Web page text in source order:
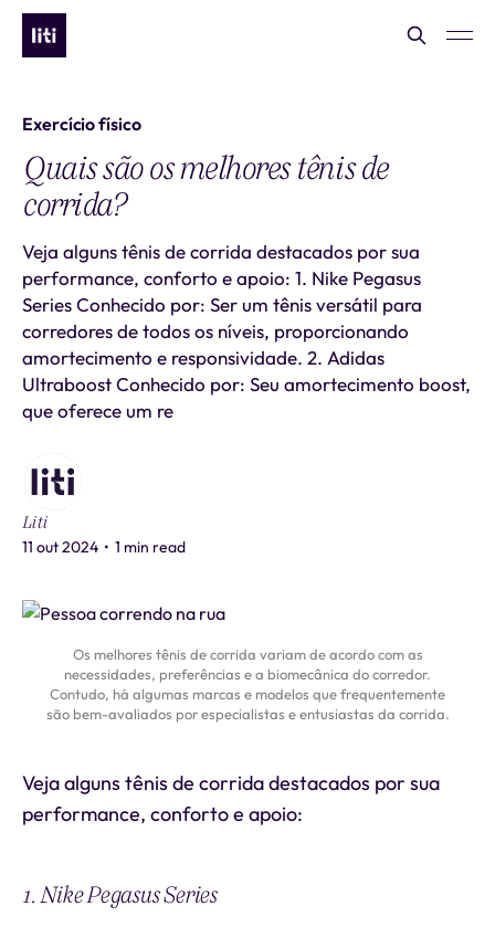
Exercício físico
Quais são os melhores tênis de
corrida?
Veja alguns tênis de corrida destacados por sua
performance, conforto e apoio: 1. Nike Pegasus
Series Conhecido por: Ser um tênis versátil para
corredores de todos os níveis, proporcionando
amortecimento e responsividade. 2. Adidas
Ultraboost Conhecido por: Seu amortecimento boost,
que oferece um re
Liti
11 out 2024 • 1 min read
Os melhores tênis de corrida variam de acordo com as
necessidades, preferências e a biomecânica do corredor.
Contudo, há algumas marcas e modelos que frequentemente
são bem-avaliados por especialistas e entusiastas da corrida.
Veja alguns tênis de corrida destacados por sua
performance, conforto e apoio:
1. Nike Pegasus Series